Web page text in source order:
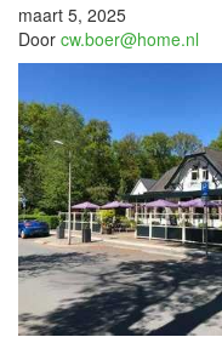
maart 5, 2025
Door cw.boer@home.nl